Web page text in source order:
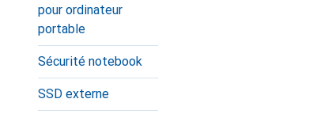
pour ordinateur
portable
Sécurité notebook
SSD externe